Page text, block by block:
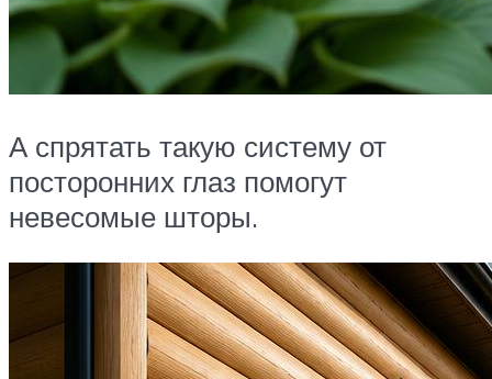
А спрятать такую систему от
посторонних глаз помогут
невесомые шторы.